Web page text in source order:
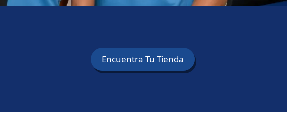
Encuentra Tu Tienda